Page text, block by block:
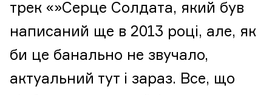
трек «»Серце Солдата, який був
написаний ще в 2013 році, але, як
би це банально не звучало,
актуальний тут і зараз. Все, що